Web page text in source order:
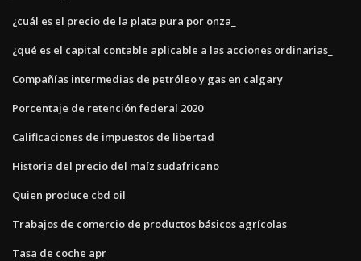
¿cuál es el precio de la plata pura por onza_
¿qué es el capital contable aplicable a las acciones ordinarias_
Compañías intermedias de petróleo y gas en calgary
Porcentaje de retención federal 2020
Calificaciones de impuestos de libertad
Historia del precio del maíz sudafricano
Quien produce cbd oil
Trabajos de comercio de productos básicos agrícolas
Tasa de coche apr